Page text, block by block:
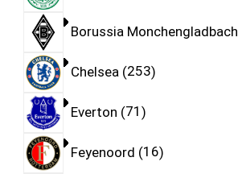
Borussia Monchengladbach
Chelsea 253
Everton 71
Feyenoord 16